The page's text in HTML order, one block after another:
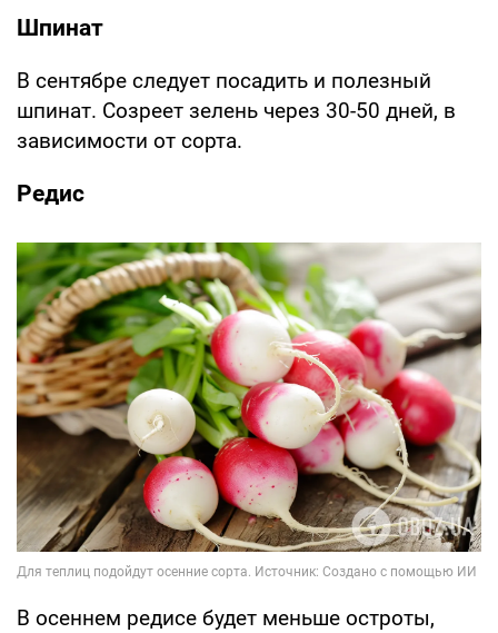
Шпинат
В сентябре следует посадить и полезный
шпинат. Созреет зелень через 30-50 дней, в
зависимости от сорта.
Редис
В осеннем редисе будет меньше остроты,